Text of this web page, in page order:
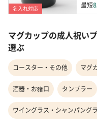
名入れ対応 最短
マグカップの成人祝い
選ぶ
コースター・その他 マグ
酒器・お猪口 タンブラー
ワイングラス・シャンパング